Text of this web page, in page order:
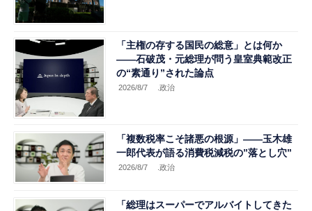
「主権の存する国民の総意」とは何か
――石破茂・元総理が問う皇室典範改正
の“素通り”された論点
2026/8/7 .政治
「複数税率こそ諸悪の根源」――玉木雄
一郎代表が語る消費税減税の”落とし穴”
2026/8/7 .政治
「総理はスーパーでアルバイトしてきた